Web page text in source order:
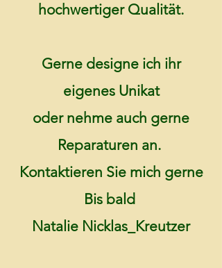
hochwertiger Qualität.
Gerne designe ich ihr
eigenes Unikat
oder nehme auch gerne
Reparaturen an.
Kontaktieren Sie mich gerne
Bis bald
Natalie Nicklas_Kreutzer